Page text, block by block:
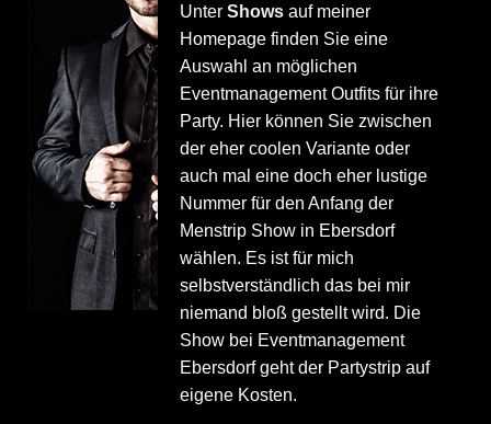
UnterShows auf meiner
Homepage finden Sie eine
Auswahl an möglichen
Eventmanagement Outfits für ihre
Party. Hier können Sie zwischen
der eher coolen Variante oder
auch mal eine doch eher lustige
Nummer für den Anfang der
Menstrip Show in Ebersdorf
wählen. Es ist für mich
selbstverständlich das bei mir
niemand bloß gestellt wird. Die
Show bei Eventmanagement
Ebersdorf geht der Partystrip auf
eigene Kosten.